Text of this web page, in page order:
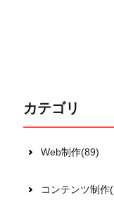
カテゴリ
Web制作(89)
コンテンツ制作